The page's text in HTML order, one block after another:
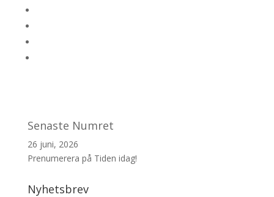
Senaste Numret
26 juni, 2026
Prenumerera på Tiden idag!
Nyhetsbrev